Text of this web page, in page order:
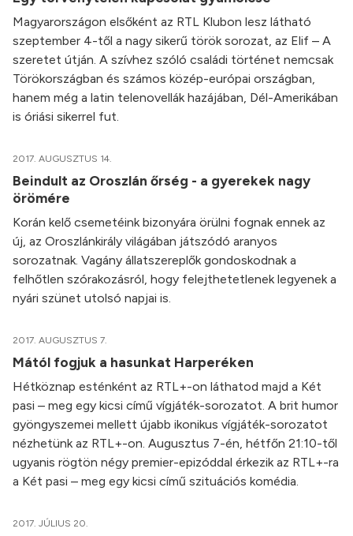
Magyarországon elsőként az RTL Klubon lesz látható
szeptember 4-től a nagy sikerű török sorozat, az Elif – A
szeretet útján. A szívhez szóló családi történet nemcsak
Törökországban és számos közép-európai országban,
hanem még a latin telenovellák hazájában, Dél-Amerikában
is óriási sikerrel fut.
2017. AUGUSZTUS 14.
Beindult az Oroszlán őrség - a gyerekek nagy
örömére
Korán kelő csemetéink bizonyára örülni fognak ennek az
új, az Oroszlánkirály világában játszódó aranyos
sorozatnak. Vagány állatszereplők gondoskodnak a
felhőtlen szórakozásról, hogy felejthetetlenek legyenek a
nyári szünet utolsó napjai is.
2017. AUGUSZTUS 7.
Mától fogjuk a hasunkat Harperéken
Hétköznap esténként az RTL+-on láthatod majd a Két
pasi – meg egy kicsi című vígjáték-sorozatot. A brit humor
gyöngyszemei mellett újabb ikonikus vígjáték-sorozatot
nézhetünk az RTL+-on. Augusztus 7-én, hétfőn 21:10-től
ugyanis rögtön négy premier-epizóddal érkezik az RTL+-ra
a Két pasi – meg egy kicsi című szituációs komédia.
2017. JÚLIUS 20.